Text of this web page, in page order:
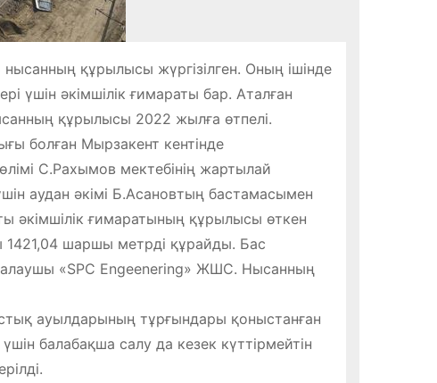
құрылысы жүргізілген. Оның ішінде
үшін әкімшілік ғимараты бар. Аталған
құрылысы 2022 жылға өтпелі.
болған Мырзакент кентінде
С.Рахымов мектебінің жартылай
аудан әкімі Б.Асановтың бастамасымен
әкімшілік ғимаратының құрылысы өткен
1421,04 шаршы метрді құрайды. Бас
«SPC Engeenering» ЖШС. Нысанның
ауылдарының тұрғындары қоныстанған
балабақша салу да кезек күттірмейтін